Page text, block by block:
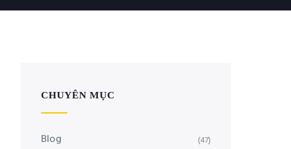
CHUYÊN MỤC
Blog (47)